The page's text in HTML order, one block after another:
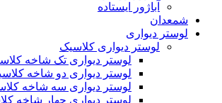
آباژور ایستاده
شمعدان
لوستر دیواری
لوستر دیواری کلاسیک
لوستر دیواری تک شاخه
لوستر دیواری دو شاخه
لوستر دیواری سه شاخه
لوستر دیواری چهار شاخه